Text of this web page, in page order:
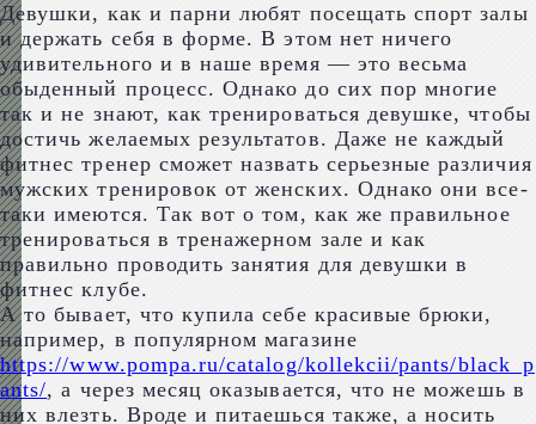
Девушки, как и парни любят посещать спорт залы
и держать себя в форме. В этом нет ничего
удивительного и в наше время — это весьма
обыденный процесс. Однако до сих пор многие
так и не знают, как тренироваться девушке, чтобы
достичь желаемых результатов. Даже не каждый
фитнес тренер сможет назвать серьезные различия
мужских тренировок от женских. Однако они все-
таки имеются. Так вот о том, как же правильное
тренироваться в тренажерном зале и как
правильно проводить занятия для девушки в
фитнес клубе.
А то бывает, что купила себе красивые брюки,
например, в популярном магазине
https://www.pompa.ru/catalog/kollekcii/pants/black_p
ants/, а через месяц оказывается, что не можешь в
них влезть. Вроде и питаешься также, а носить